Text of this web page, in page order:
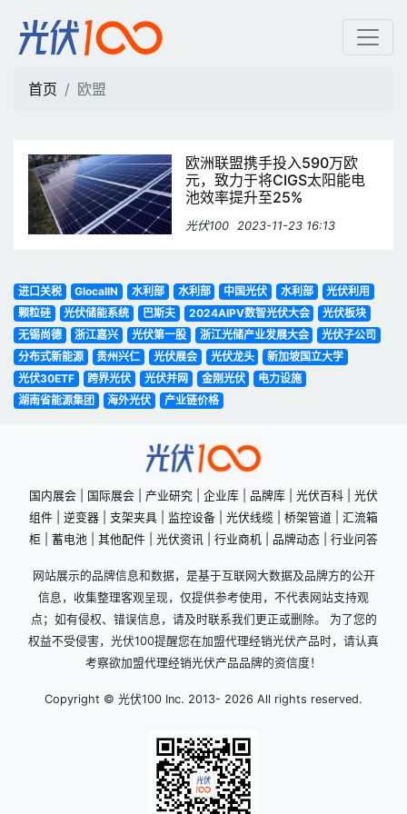
欧盟 | 光伏100
首页 欧盟
欧洲联盟携手投入590万欧
元，致力于将CIGS太阳能电
池效率提升至25%
光伏100 2023-11-23 16:13
进口关税 GlocalIN 水利部 水利部 中国光伏 水利部
光伏利用
颗粒硅
光伏储能系统 巴斯夫 2024AIPV数智光伏大会
光伏板块
无锡尚德
浙江嘉兴 光伏第一股 浙江光储产业发展大会
光伏子公司
分布式新能源
贵州兴仁 光伏展会 光伏龙头
新加坡国立大学
光伏30ETF
跨界光伏 光伏并网 金刚光伏
电力设施
湖南省能源集团
海外光伏 产业链价格
国内展会 国际展会 产业研究 企业库 品牌库 光伏百科
光伏
组件
逆变器 支架夹具 监控设备 光伏线缆 桥架管道
汇流箱
柜
蓄电池 其他配件 光伏资讯 行业商机 品牌动态 行业问答
网站展示的品牌信息和数据，是基于互联网大数据及品牌方的公开
信息，收集整理客观呈现，仅提供参考使用，不代表网站支持观
点；如有侵权、错误信息，请及时联系我们更正或删除。 为了您的
权益不受侵害，光伏100提醒您在加盟代理经销光伏产品时，请认真
考察欲加盟代理经销光伏产品品牌的资信度！
Copyright © 光伏100 Inc. 2013- 2026 All rights reserved.